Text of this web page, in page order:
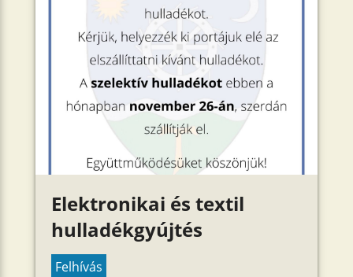
Elektronikai és textil
hulladékgyújtés
Felhívás